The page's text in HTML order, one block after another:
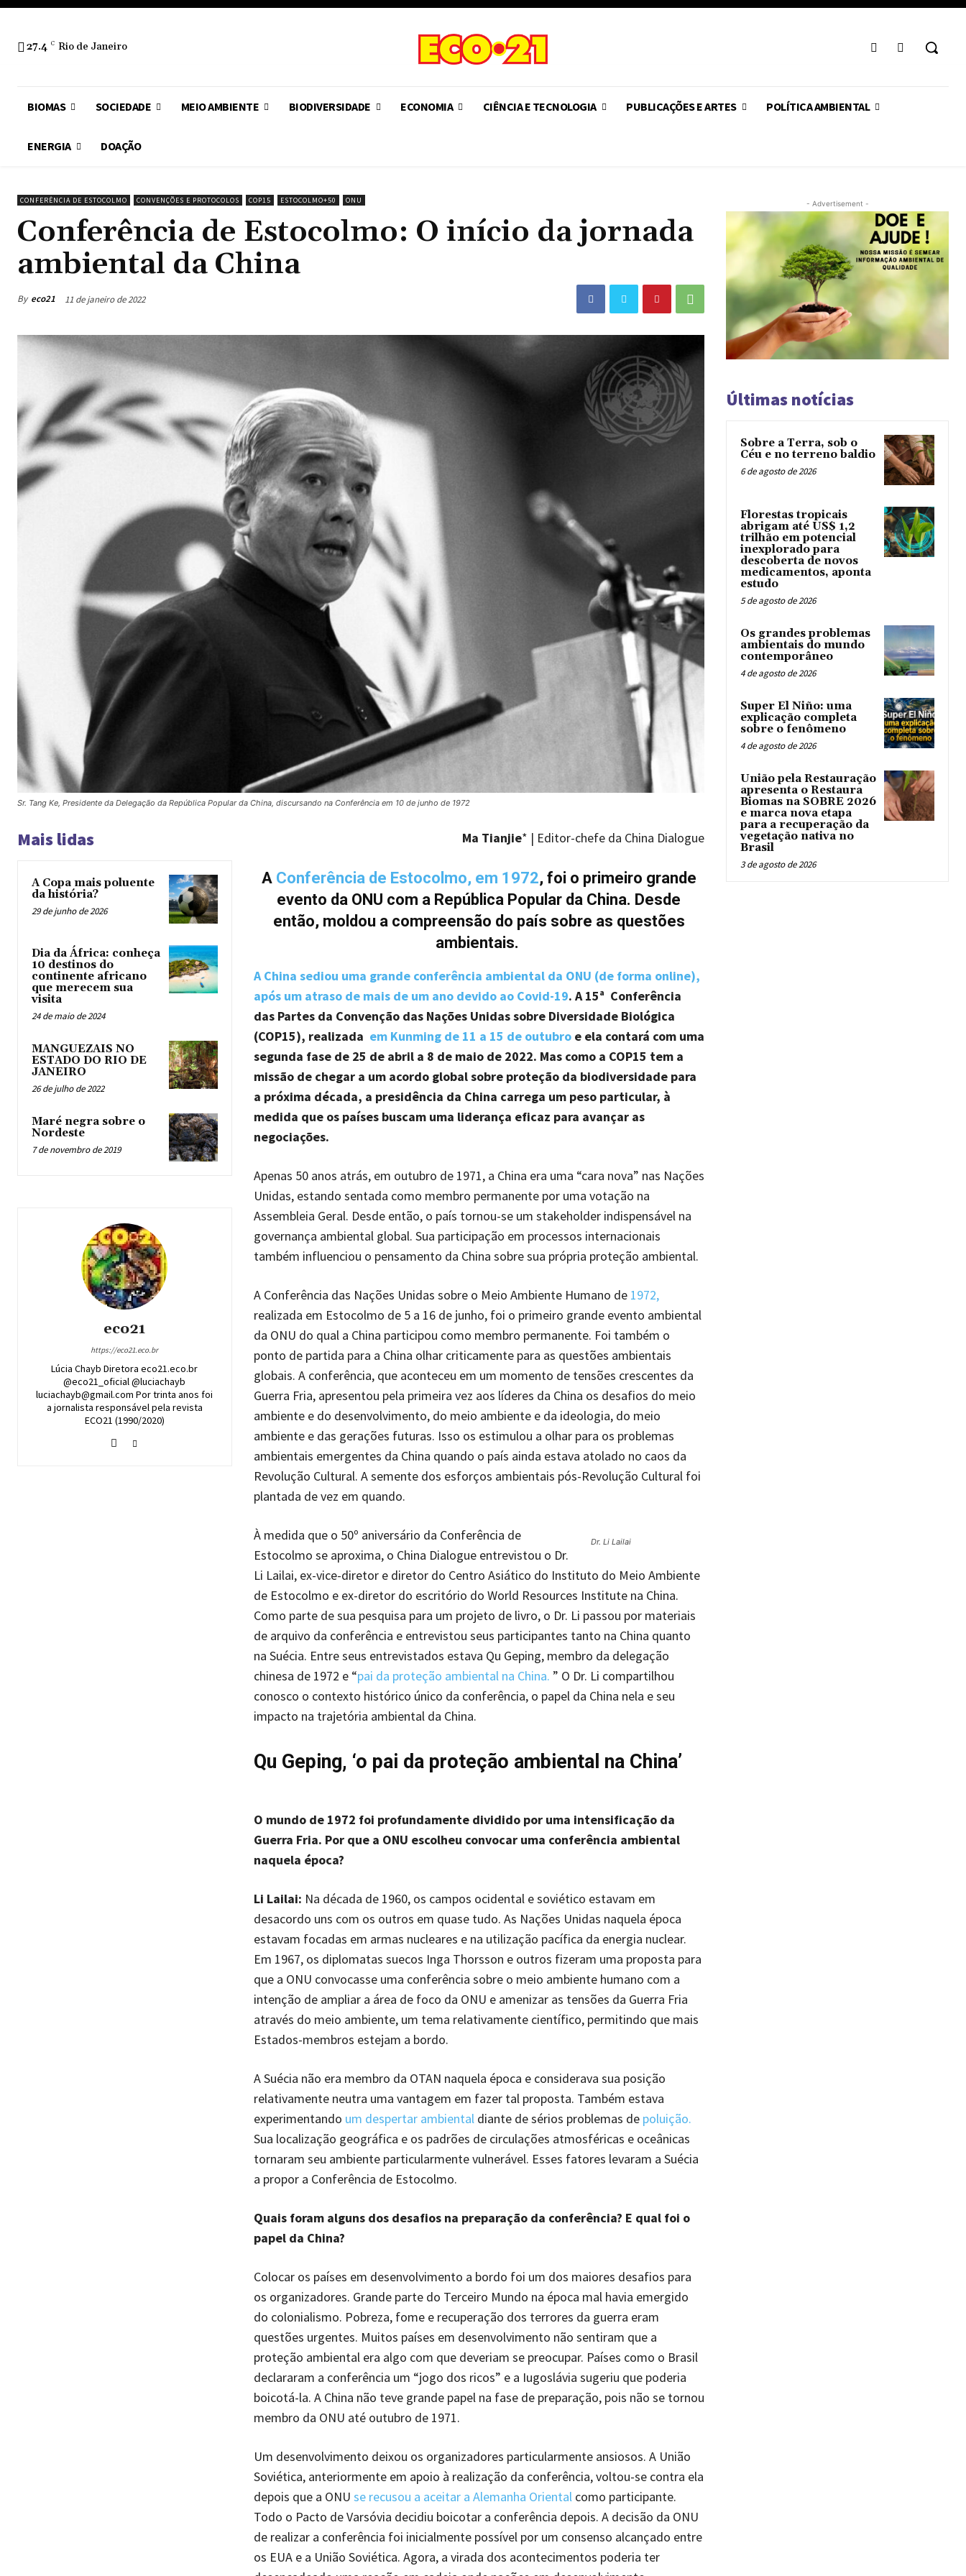
27.4 C Rio de Janeiro
BIOMAS SOCIEDADE MEIO AMBIENTE BIODIVERSIDADE ECONOMIA CIÊNCIA E TECNOLOGIA PUBLICAÇÕES E ARTES POLÍTICA AMBIENTAL
ENERGIA DOAÇÃO
CONFERÊNCIA DE ESTOCOLMO CONVENÇÕES E PROTOCOLOS COP15 ESTOCOLMO+50 ONU
Conferência de Estocolmo: O início da jornada
ambiental da China
By eco21 11 de janeiro de 2022
Sr. Tang Ke, Presidente da Delegação da República Popular da China, discursando na Conferência em 10 de junho de 1972
Mais lidas
A Copa mais poluente
da história?
29 de junho de 2026
Dia da África: conheça
10 destinos do
continente africano
que merecem sua
visita
24 de maio de 2024
MANGUEZAIS NO
ESTADO DO RIO DE
JANEIRO
26 de julho de 2022
Maré negra sobre o
Nordeste
7 de novembro de 2019
eco21
https://eco21.eco.br
Lúcia Chayb Diretora eco21.eco.br
@eco21_oficial @luciachayb
luciachayb@gmail.com Por trinta anos foi
a jornalista responsável pela revista
ECO21 (1990/2020)
Ma Tianjie* | Editor-chefe da China Dialogue
A Conferência de Estocolmo, em 1972, foi o primeiro grande
evento da ONU com a República Popular da China. Desde
então, moldou a compreensão do país sobre as questões
ambientais.
A China sediou uma grande conferência ambiental da ONU (de forma online),
após um atraso de mais de um ano devido ao Covid-19. A 15ª Conferência
das Partes da Convenção das Nações Unidas sobre Diversidade Biológica
(COP15), realizada em Kunming de 11 a 15 de outubroe ela contará com uma
segunda fase de 25 de abril a 8 de maio de 2022. Mas como a COP15 tem a
missão de chegar a um acordo global sobre proteção da biodiversidade para
a próxima década, a presidência da China carrega um peso particular, à
medida que os países buscam uma liderança eficaz para avançar as
negociações.
Apenas 50 anos atrás, em outubro de 1971, a China era uma “cara nova” nas Nações
Unidas, estando sentada como membro permanente por uma votação na
Assembleia Geral. Desde então, o país tornou-se um stakeholder indispensável na
governança ambiental global. Sua participação em processos internacionais
também influenciou o pensamento da China sobre sua própria proteção ambiental.
A Conferência das Nações Unidas sobre o Meio Ambiente Humano de 1972,
realizada em Estocolmo de 5 a 16 de junho, foi o primeiro grande evento ambiental
da ONU do qual a China participou como membro permanente. Foi também o
ponto de partida para a China olhar criticamente para as questões ambientais
globais. A conferência, que aconteceu em um momento de tensões crescentes da
Guerra Fria, apresentou pela primeira vez aos líderes da China os desafios do meio
ambiente e do desenvolvimento, do meio ambiente e da ideologia, do meio
ambiente e das gerações futuras. Isso os estimulou a olhar para os problemas
ambientais emergentes da China quando o país ainda estava atolado no caos da
Revolução Cultural. A semente dos esforços ambientais pós-Revolução Cultural foi
plantada de vez em quando.
Dr. Li Lailai
À medida que o 50º aniversário da Conferência de
Estocolmo se aproxima, o China Dialogue entrevistou o Dr.
Li Lailai, ex-vice-diretor e diretor do Centro Asiático do Instituto do Meio Ambiente
de Estocolmo e ex-diretor do escritório do World Resources Institute na China.
Como parte de sua pesquisa para um projeto de livro, o Dr. Li passou por materiais
de arquivo da conferência e entrevistou seus participantes tanto na China quanto
na Suécia. Entre seus entrevistados estava Qu Geping, membro da delegação
chinesa de 1972 e “pai da proteção ambiental na China. ” O Dr. Li compartilhou
conosco o contexto histórico único da conferência, o papel da China nela e seu
impacto na trajetória ambiental da China.
Qu Geping, ‘o pai da proteção ambiental na China’
O mundo de 1972 foi profundamente dividido por uma intensificação da
Guerra Fria. Por que a ONU escolheu convocar uma conferência ambiental
naquela época?
Li Lailai: Na década de 1960, os campos ocidental e soviético estavam em
desacordo uns com os outros em quase tudo. As Nações Unidas naquela época
estavam focadas em armas nucleares e na utilização pacífica da energia nuclear.
Em 1967, os diplomatas suecos Inga Thorsson e outros fizeram uma proposta para
que a ONU convocasse uma conferência sobre o meio ambiente humano com a
intenção de ampliar a área de foco da ONU e amenizar as tensões da Guerra Fria
através do meio ambiente, um tema relativamente científico, permitindo que mais
Estados-membros estejam a bordo.
A Suécia não era membro da OTAN naquela época e considerava sua posição
relativamente neutra uma vantagem em fazer tal proposta. Também estava
experimentando um despertar ambientaldiante de sérios problemas de poluição.
Sua localização geográfica e os padrões de circulações atmosféricas e oceânicas
tornaram seu ambiente particularmente vulnerável. Esses fatores levaram a Suécia
a propor a Conferência de Estocolmo.
Quais foram alguns dos desafios na preparação da conferência? E qual foi o
papel da China?
Colocar os países em desenvolvimento a bordo foi um dos maiores desafios para
os organizadores. Grande parte do Terceiro Mundo na época mal havia emergido
do colonialismo. Pobreza, fome e recuperação dos terrores da guerra eram
questões urgentes. Muitos países em desenvolvimento não sentiram que a
proteção ambiental era algo com que deveriam se preocupar. Países como o Brasil
declararam a conferência um “jogo dos ricos” e a Iugoslávia sugeriu que poderia
boicotá-la. A China não teve grande papel na fase de preparação, pois não se tornou
membro da ONU até outubro de 1971.
Um desenvolvimento deixou os organizadores particularmente ansiosos. A União
Soviética, anteriormente em apoio à realização da conferência, voltou-se contra ela
depois que a ONU se recusou a aceitar a Alemanha Orientalcomo participante.
Todo o Pacto de Varsóvia decidiu boicotar a conferência depois. A decisão da ONU
de realizar a conferência foi inicialmente possível por um consenso alcançado entre
os EUA e a União Soviética. Agora, a virada dos acontecimentos poderia ter
- Advertisement -
Últimas notícias
Sobre a Terra, sob o
Céu e no terreno baldio
6 de agosto de 2026
Florestas tropicais
abrigam até US$ 1,2
trilhão em potencial
inexplorado para
descoberta de novos
medicamentos, aponta
estudo
5 de agosto de 2026
Os grandes problemas
ambientais do mundo
contemporâneo
4 de agosto de 2026
Super El Niño: uma
explicação completa
sobre o fenômeno
4 de agosto de 2026
União pela Restauração
apresenta o Restaura
Biomas na SOBRE 2026
e marca nova etapa
para a recuperação da
vegetação nativa no
Brasil
3 de agosto de 2026